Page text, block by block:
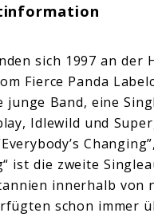
sich 1997 an der
Fierce Panda
junge Band, eine
Idlewild und
ist die zweite
innerhalb von
schon immer